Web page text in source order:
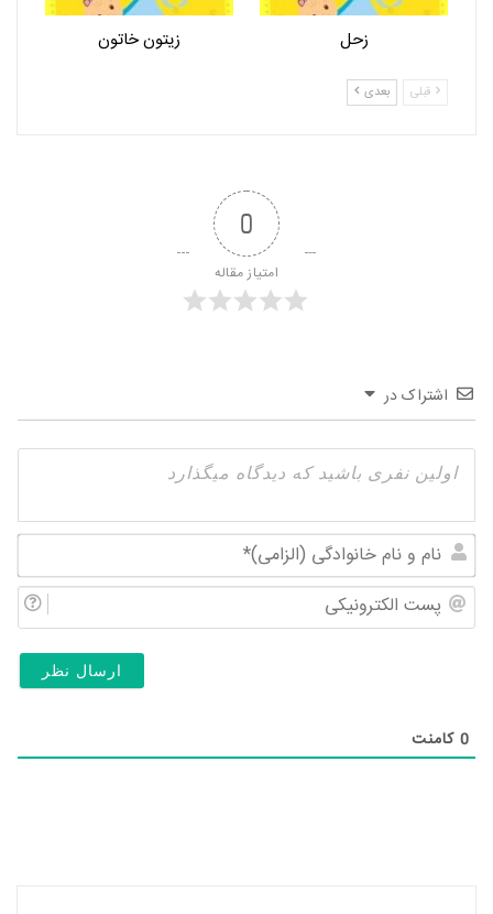
زحل زیتون خاتون
قبلی بعدی
0
امتیاز مقاله
اشتراک در
و
0 کامنت